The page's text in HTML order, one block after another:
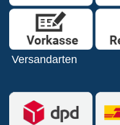
Versandarten